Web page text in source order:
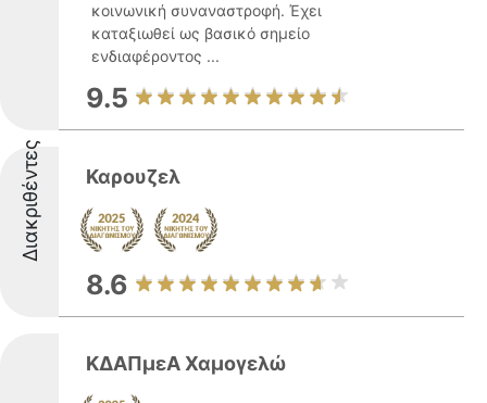
κοινωνική συναναστροφή. Έχει
καταξιωθεί ως βασικό σημείο
ενδιαφέροντος ...
9.5
Διακριθέντες Καρουζελ
8.6
ΚΔΑΠμεΑ Χαμογελώ